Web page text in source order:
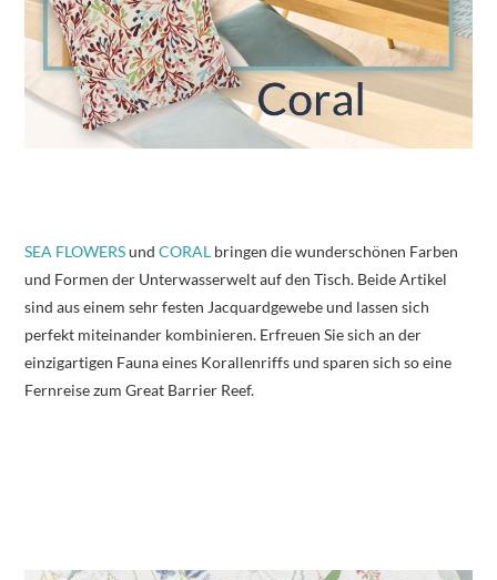
SEA FLOWERSundCORAL bringen die wunderschönen Farben
und Formen der Unterwasserwelt auf den Tisch. Beide Artikel
sind aus einem sehr festen Jacquardgewebe und lassen sich
perfekt miteinander kombinieren. Erfreuen Sie sich an der
einzigartigen Fauna eines Korallenriffs und sparen sich so eine
Fernreise zum Great Barrier Reef.